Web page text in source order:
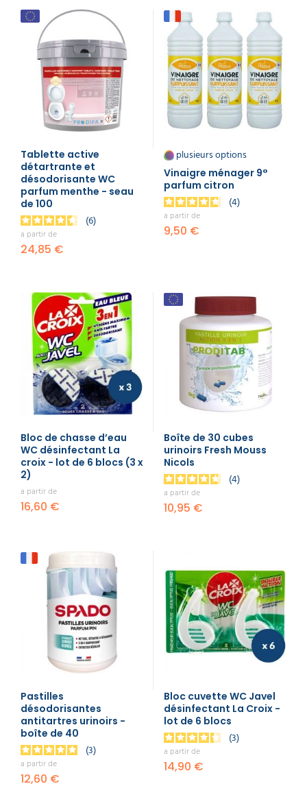
Tablette active
détartrante et
désodorisante WC
parfum menthe - seau
de 100
6
a partir de
24,85 €
plusieurs options
Vinaigre ménager 9°
parfum citron
4
a partir de
9,50 €
Bloc de chasse d’eau
WC désinfectant La
croix - lot de 6 blocs (3 x
2)
a partir de
16,60 €
Boîte de 30 cubes
urinoirs Fresh Mouss
Nicols
4
a partir de
10,95 €
Pastilles
désodorisantes
antitartres urinoirs -
boîte de 40
3
a partir de
12,60 €
Bloc cuvette WC Javel
désinfectant La Croix -
lot de 6 blocs
3
a partir de
14,90 €